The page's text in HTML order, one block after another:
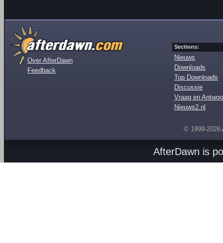
Over AfterDawn
Feedback
Sections:
Nieuws
Downloads
Top Downloads
Discussie
Vraag en
Nieuws2.nl
© 1999-2026
AfterDawn is